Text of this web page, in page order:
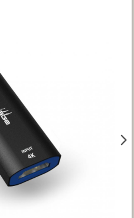
3 betűs szót, vagy valamilyen
